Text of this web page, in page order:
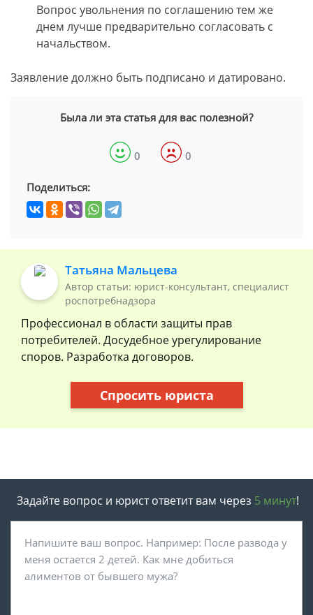
Вопрос увольнения по соглашению тем же
днем лучше предварительно согласовать с
начальством.
Заявление должно быть подписано и датировано.
Была ли эта статья для вас полезной?
0 0
Поделиться:
Татьяна Мальцева
Автор статьи: юрист-консультант, специалист
роспотребнадзора
Профессионал в области защиты прав
потребителей. Досудебное урегулирование
споров. Разработка договоров.
Спросить юриста
Задайте вопрос и юрист ответит вам через 5 минут!